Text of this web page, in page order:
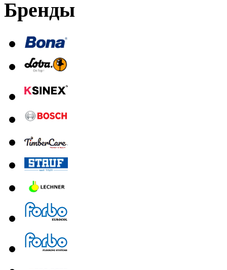
Бренды